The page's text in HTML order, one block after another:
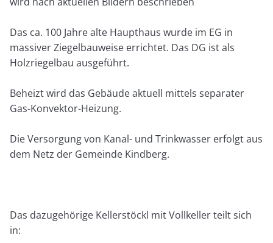
Das ca. 100 Jahre alte Haupthaus wurde im EG in
massiver Ziegelbauweise errichtet. Das DG ist als
Holzriegelbau ausgeführt.
Beheizt wird das Gebäude aktuell mittels separater
Gas-Konvektor-Heizung.
Die Versorgung von Kanal- und Trinkwasser erfolgt aus
dem Netz der Gemeinde Kindberg.
Das dazugehörige Kellerstöckl mit Vollkeller teilt sich
in: